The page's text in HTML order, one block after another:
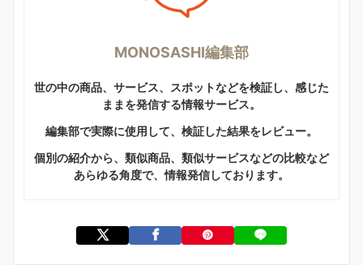
MONOSASHI編集部
世の中の商品、サービス、スポットなどを検証し、感じた
ままを発信する情報サービス。
編集部で実際に使用して、検証した結果をレビュー。
個別の紹介から、類似商品、類似サービスなどの比較など
あらゆる角度で、情報発信しております。